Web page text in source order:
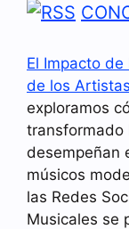
El Impacto de
de los
exploramos
transformado
desempeñan
músicos
las Redes
Musicales se